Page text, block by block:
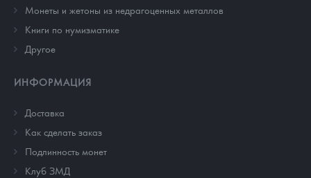
Монеты и жетоны из недрагоценных металлов
Книги по нумизматике
Другое
ИНФОРМАЦИЯ
Доставка
Как сделать заказ
Подлинность монет
Клуб ЗМД